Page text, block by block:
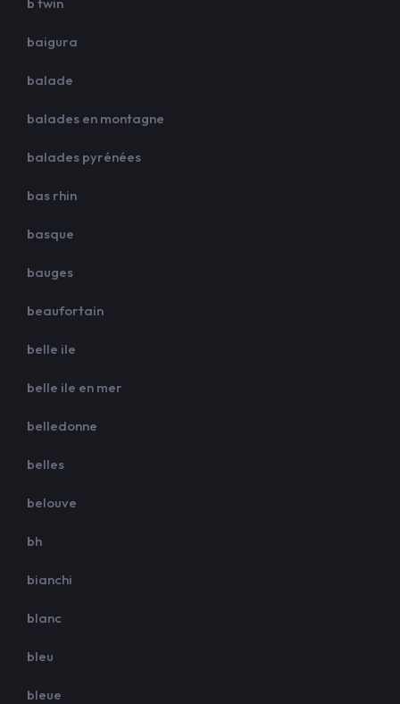
baigura
balade
balades en montagne
balades pyrénées
bas rhin
basque
bauges
beaufortain
belle ile
belle ile en mer
belledonne
belles
belouve
bh
bianchi
blanc
bleu
bleue